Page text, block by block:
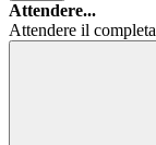
Attendere...
Attendere il